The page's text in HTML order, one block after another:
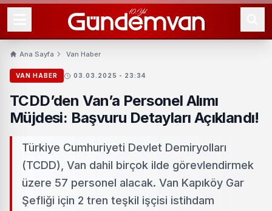
Ana Sayfa Van Haber
VAN HABER 03.03.2025 - 23:34
TCDD’den Van’a Personel Alımı
Müjdesi: Başvuru Detayları Açıklandı!
Türkiye Cumhuriyeti Devlet Demiryolları
(TCDD), Van dahil birçok ilde görevlendirmek
üzere 57 personel alacak. Van Kapıköy Gar
Şefliği için 2 tren teşkil işçisi istihdam